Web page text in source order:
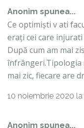
Anonim spunea...
Ce optimiști v ati
erați cei care
După cum am mai
mai zic, fiecare are
10 noiembrie 2020 la
Anonim spunea...